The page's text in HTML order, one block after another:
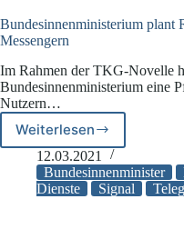
Bundesinnenministerium plant
Messengern
Im Rahmen der TKG-Novelle
Bundesinnenministerium eine
Nutzern…
Weiterlesen
plant
bei
12.03.2021
Bundesinnenminister
Dienste
Signal